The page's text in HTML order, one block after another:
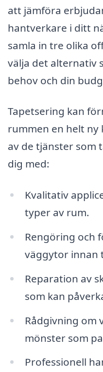
att jämföra
hantverkare i ditt
samla in tre olika
välja det alternativ
behov och din
Tapetsering kan
rummen en helt ny
av de tjänster som
dig med:
Kvalitativ
typer av rum.
Rengöring och
väggytor innan
Reparation av
som kan
Rådgivning om
mönster som
Professionell